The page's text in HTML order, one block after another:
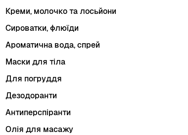
Креми, молочко та лосьйони
Сироватки, флюїди
Ароматична вода, спрей
Маски для тіла
Для погруддя
Дезодоранти
Антиперспіранти
Олія для масажу